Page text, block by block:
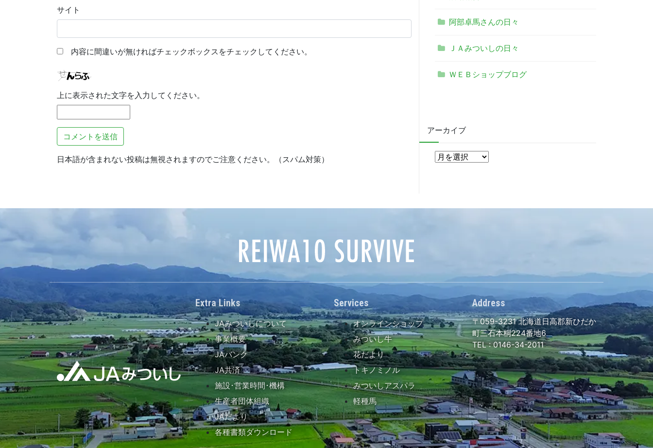
サイト
内容に間違いが無ければチェックボックスをチェックしてください。
上に表示された文字を入力してください。
日本語が含まれない投稿は無視されますのでご注意ください。（スパム対策）
阿部卓馬さんの日々
ＪＡみついしの日々
ＷＥＢショップブログ
アーカイブ
ア
Extra Links
JAみついしについて
事業概要
JAバンク
JA共済
施設･営業時間･機構
生産者団体組織
JAだより
各種書類ダウンロード
Services
オンラインショップ
みついし牛
花だより
トキノミノル
みついしアスパラ
軽種馬
Address
〒059-3231北海道日高郡新ひだか
町三石本桐224番地6
TEL :0146-34-2011